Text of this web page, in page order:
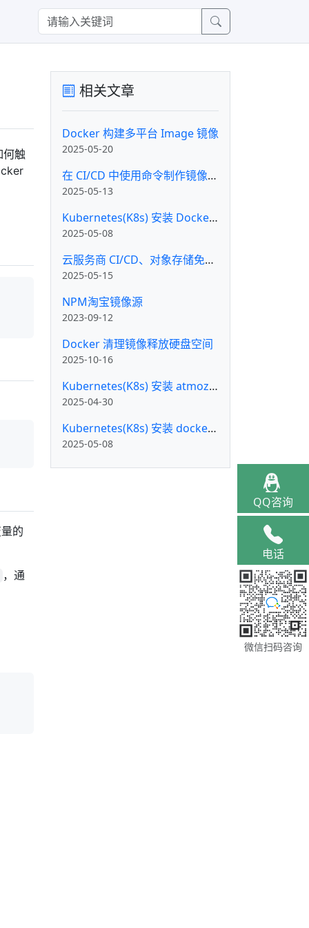
触
的
，通
相关文章
Docker 构建多平台 Image 镜像
2025-05-20
在 CI/CD 中使用命令制作镜像推送私有 Docker 仓库
2025-05-13
Kubernetes(K8s) 安装 Docker 私有镜像仓库 Docker Registry
2025-05-08
云服务商 CI/CD、对象存储免费额度及收费标准
2025-05-15
NPM淘宝镜像源
2023-09-12
Docker 清理镜像释放硬盘空间
2025-10-16
Kubernetes(K8s) 安装 atmoz/sftp 并允许 root 登录
2025-04-30
Kubernetes(K8s) 安装 docker-registry-browser
2025-05-08
QQ咨询
电话
微信扫码咨询